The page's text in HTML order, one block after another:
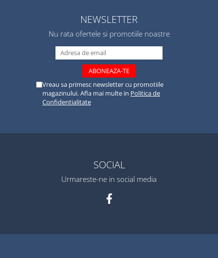
NEWSLETTER
Nu rata ofertele si promotiile noastre
Vreau sa primesc newsletter cu promotiile
magazinului. Afla mai multe in Politica de
Confidentialitate
SOCIAL
Urmareste-ne in social media